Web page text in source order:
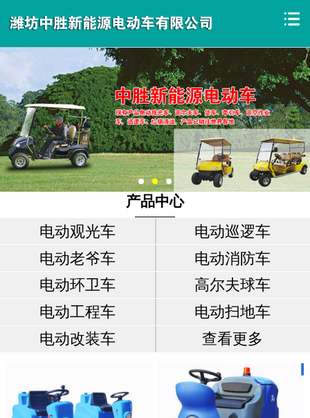
产品中心
电动观光车
电动巡逻车
电动老爷车
电动消防车
电动环卫车
高尔夫球车
电动工程车
电动扫地车
电动改装车
查看更多